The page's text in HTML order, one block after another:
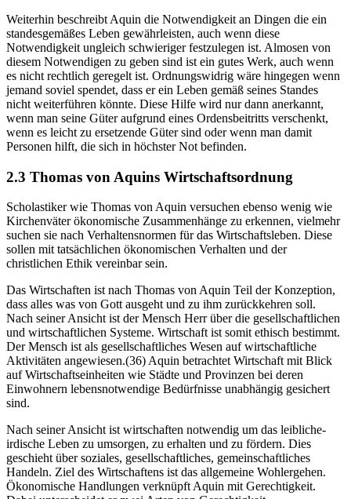
Weiterhin beschreibt Aquin die Notwendigkeit an Dingen die ein
standesgemäßes Leben gewährleisten, auch wenn diese
Notwendigkeit ungleich schwieriger festzulegen ist. Almosen von
diesem Notwendigen zu geben sind ist ein gutes Werk, auch wenn
es nicht rechtlich geregelt ist. Ordnungswidrig wäre hingegen wenn
jemand soviel spendet, dass er ein Leben gemäß seines Standes
nicht weiterführen könnte. Diese Hilfe wird nur dann anerkannt,
wenn man seine Güter aufgrund eines Ordensbeitritts verschenkt,
wenn es leicht zu ersetzende Güter sind oder wenn man damit
Personen hilft, die sich in höchster Not befinden.
2.3 Thomas von Aquins Wirtschaftsordnung
Scholastiker wie Thomas von Aquin versuchen ebenso wenig wie
Kirchenväter ökonomische Zusammenhänge zu erkennen, vielmehr
suchen sie nach Verhaltensnormen für das Wirtschaftsleben. Diese
sollen mit tatsächlichen ökonomischen Verhalten und der
christlichen Ethik vereinbar sein.
Das Wirtschaften ist nach Thomas von Aquin Teil der Konzeption,
dass alles was von Gott ausgeht und zu ihm zurückkehren soll.
Nach seiner Ansicht ist der Mensch Herr über die gesellschaftlichen
und wirtschaftlichen Systeme. Wirtschaft ist somit ethisch bestimmt.
Der Mensch ist als gesellschaftliches Wesen auf wirtschaftliche
Aktivitäten angewiesen.(36) Aquin betrachtet Wirtschaft mit Blick
auf Wirtschaftseinheiten wie Städte und Provinzen bei deren
Einwohnern lebensnotwendige Bedürfnisse unabhängig gesichert
sind.
Nach seiner Ansicht ist wirtschaften notwendig um das leibliche-
irdische Leben zu umsorgen, zu erhalten und zu fördern. Dies
geschieht über soziales, gesellschaftliches, gemeinschaftliches
Handeln. Ziel des Wirtschaftens ist das allgemeine Wohlergehen.
Ökonomische Handlungen verknüpft Aquin mit Gerechtigkeit.